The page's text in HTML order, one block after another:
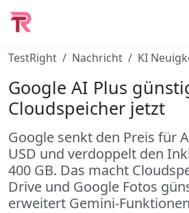
TestRight Nachricht KI
Google AI Plus
Cloudspeicher jetzt
Google senkt den Preis für
USD und verdoppelt den
400 GB. Das macht
Drive und Google Fotos
erweitert Gemini-